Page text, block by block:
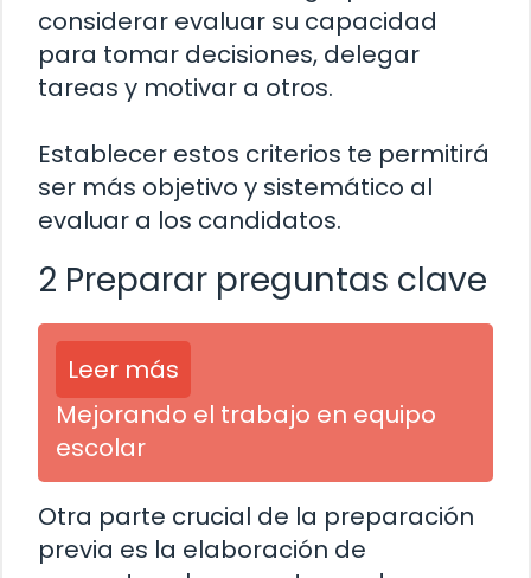
considerar evaluar su capacidad
para tomar decisiones, delegar
tareas y motivar a otros.
Establecer estos criterios te permitirá
ser más objetivo y sistemático al
evaluar a los candidatos.
2 Preparar preguntas clave
Leer más
Mejorando el trabajo en equipo
escolar
Otra parte crucial de la preparación
previa es la elaboración de